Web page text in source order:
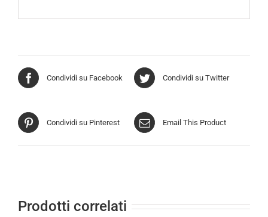
Condividi su Facebook Condividi su Twitter
Condividi su Pinterest Email This Product
Prodotti correlati